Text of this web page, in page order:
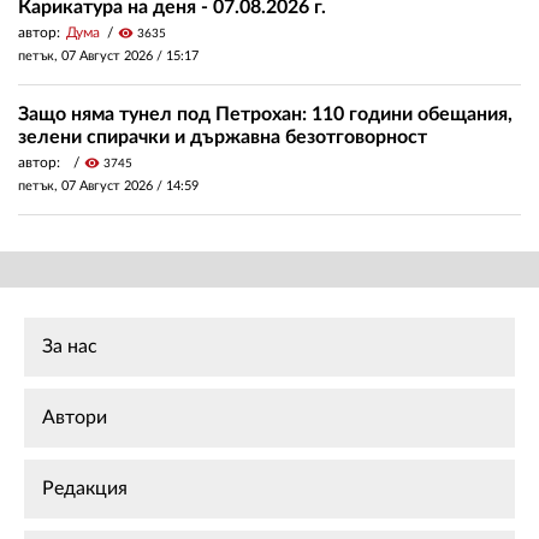
Карикатура на деня - 07.08.2026 г.
автор: Дума visibility 3635
петък, 07 Август 2026 / 15:17
Защо няма тунел под Петрохан: 110 години обещания,
зелени спирачки и държавна безотговорност
автор: visibility 3745
петък, 07 Август 2026 / 14:59
За нас
Автори
Редакция